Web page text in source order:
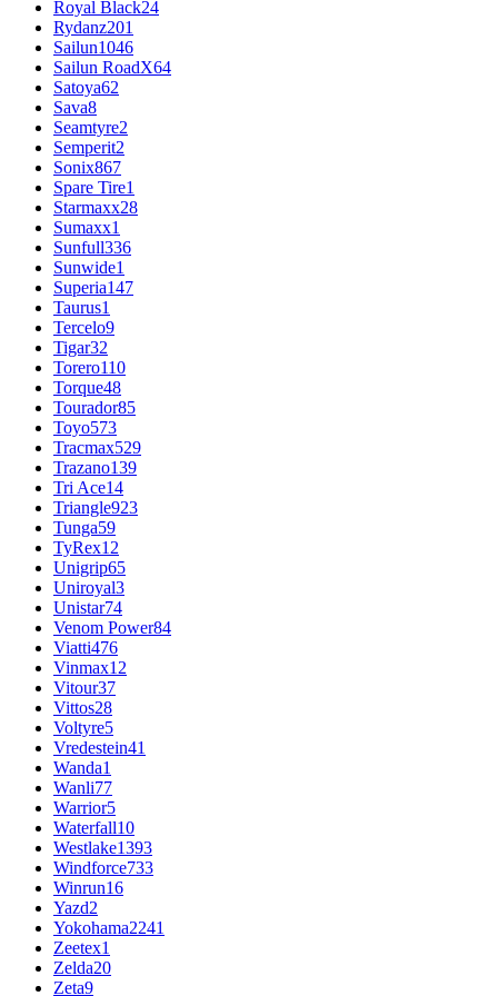
Royal Black24
Rydanz201
Sailun1046
Sailun RoadX64
Satoya62
Sava8
Seamtyre2
Semperit2
Sonix867
Spare Tire1
Starmaxx28
Sumaxx1
Sunfull336
Sunwide1
Superia147
Taurus1
Tercelo9
Tigar32
Torero110
Torque48
Tourador85
Toyo573
Tracmax529
Trazano139
Tri Ace14
Triangle923
Tunga59
TyRex12
Unigrip65
Uniroyal3
Unistar74
Venom Power84
Viatti476
Vinmax12
Vitour37
Vittos28
Voltyre5
Vredestein41
Wanda1
Wanli77
Warrior5
Waterfall10
Westlake1393
Windforce733
Winrun16
Yazd2
Yokohama2241
Zeetex1
Zelda20
Zeta9